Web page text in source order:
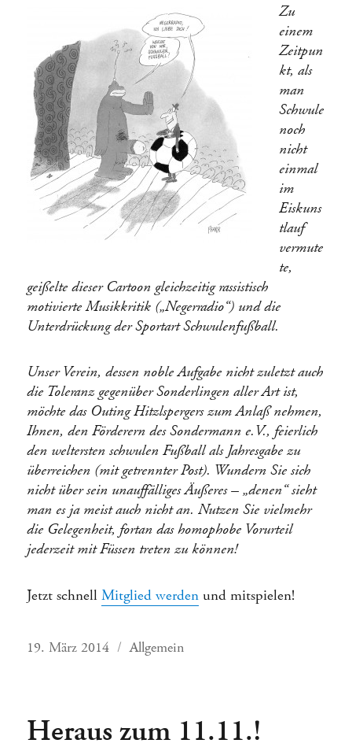
Zu
einem
Zeitpun
kt, als
man
Schwule
noch
nicht
einmal
im
Eiskuns
tlauf
vermute
te,
geißelte dieser Cartoon gleichzeitig rassistisch
motivierte Musikkritik („Negerradio“) und die
Unterdrückung der Sportart Schwulenfußball.
Unser Verein, dessen noble Aufgabe nicht zuletzt auch
die Toleranz gegenüber Sonderlingen aller Art ist,
möchte das Outing Hitzlspergers zum Anlaß nehmen,
Ihnen, den Förderern des Sondermann e.V., feierlich
den weltersten schwulen Fußball als Jahresgabe zu
überreichen (mit getrennter Post). Wundern Sie sich
nicht über sein unauffälliges Äußeres – „denen“ sieht
man es ja meist auch nicht an. Nutzen Sie vielmehr
die Gelegenheit, fortan das homophobe Vorurteil
jederzeit mit Füssen treten zu können!
Jetzt schnellMitglied werden und mitspielen!
Veröffentlicht
19. März 2014 Kategorien
Allgemein
Heraus zum 11.11.!